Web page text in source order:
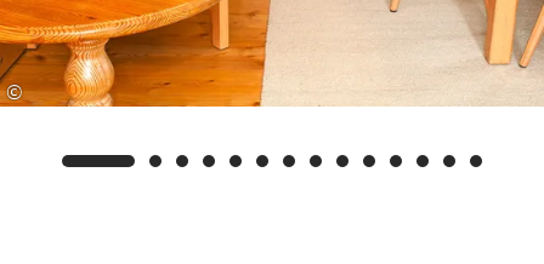
Gesellschaftsspielen bereit.
Die Wohnung ist ruhig und naturnah gelegen.
Supermarkt. Das Dorfzentrum ist zu Fuß in etwa
©